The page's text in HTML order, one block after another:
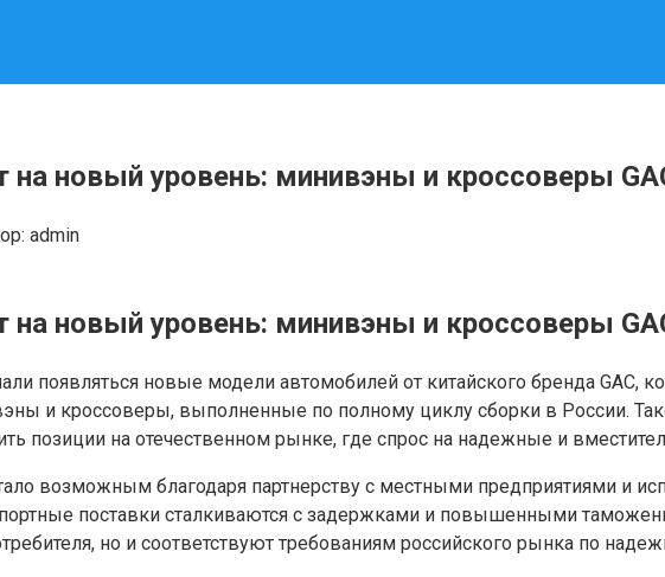
новый уровень: минивэны и кроссоверы
admin
новый уровень: минивэны и кроссоверы
появляться новые модели автомобилей от китайского бренда GAC,
и кроссоверы, выполненные по полному циклу сборки в России.
позиции на отечественном рынке, где спрос на надежные и
возможным благодаря партнерству с местными предприятиями и
поставки сталкиваются с задержками и повышенными
но и соответствуют требованиям российского рынка по